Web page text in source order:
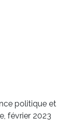
politique et
février 2023